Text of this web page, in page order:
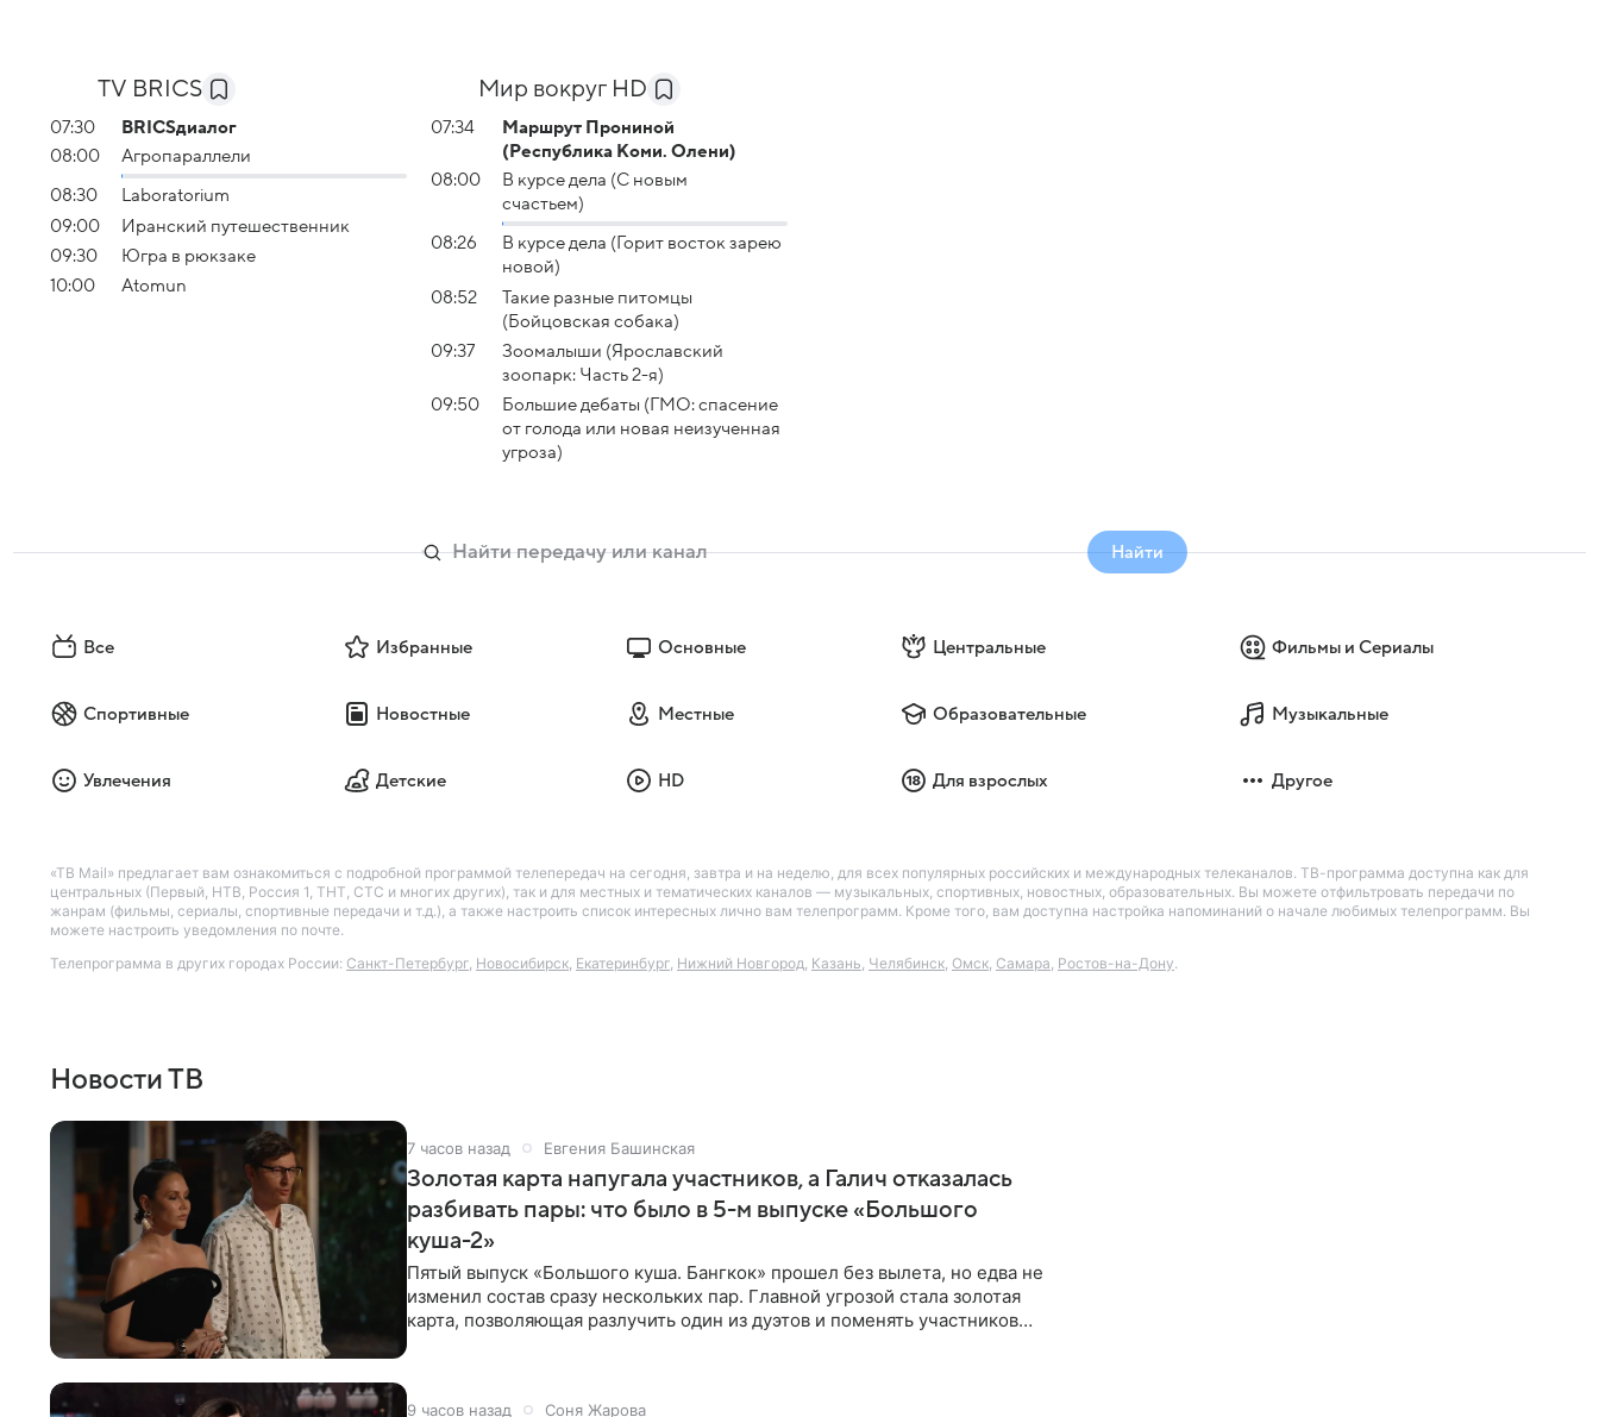
TV BRICS
07:30
BRICSдиалог
08:00
Агропараллели
08:30
Laboratorium
09:00
Иранский путешественник
09:30
Югра в рюкзаке
10:00
Atomun
Мир вокруг HD
07:34
Маршрут Прониной
(Республика Коми. Олени)
08:00
В курсе дела (С новым
счастьем)
08:26
В курсе дела (Горит восток зарею
новой)
08:52
Такие разные питомцы
(Бойцовская собака)
09:37
Зоомалыши (Ярославский
зоопарк: Часть 2-я)
09:50
Большие дебаты (ГМО: спасение
от голода или новая неизученная
угроза)
Найти
Все Избранные Основные Центральные Фильмы и Сериалы
Спортивные Новостные Местные Образовательные Музыкальные
Увлечения Детские HD Для взрослых Другое
«ТВ Mail» предлагает вам ознакомиться с подробной программой телепередач на сегодня, завтра и на неделю, для всех популярных российских и международных телеканалов. ТВ-программа доступна как для
центральных (Первый, НТВ, Россия 1, ТНТ, СТС и многих других), так и для местных и тематических каналов — музыкальных, спортивных, новостных, образовательных. Вы можете отфильтровать передачи по
жанрам (фильмы, сериалы, спортивные передачи и т.д.), а также настроить список интересных лично вам телепрограмм. Кроме того, вам доступна настройка напоминаний о начале любимых телепрограмм. Вы
можете настроить уведомления по почте.
Телепрограмма в других городах России: Санкт-Петербург Новосибирск Екатеринбург Нижний Новгород Казань Челябинск Омск Самара Ростов-на-Дону.
Новости ТВ
7 часов назад Евгения Башинская
Золотая карта напугала участников, а Галич отказалась
разбивать пары: что было в 5-м выпуске «Большого
куша-2»
Пятый выпуск «Большого куша. Бангкок» прошел без вылета, но едва не
изменил состав сразу нескольких пар. Главной угрозой стала золотая
карта, позволяющая разлучить один из дуэтов и поменять участников
9 часов назад Соня Жарова